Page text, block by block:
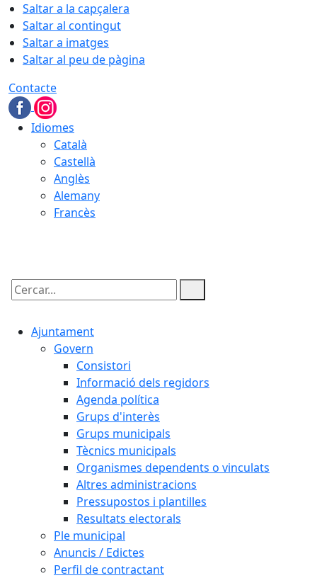
Saltar a la capçalera
Saltar al contingut
Saltar a imatges
Saltar al peu de pàgina
Contacte
Idiomes
Català
Castellà
Anglès
Alemany
Francès
Cercar:
Ajuntament
Govern
Consistori
Informació dels regidors
Agenda política
Grups d'interès
Grups municipals
Tècnics municipals
Organismes dependents o vinculats
Altres administracions
Pressupostos i plantilles
Resultats electorals
Ple municipal
Anuncis / Edictes
Perfil de contractant